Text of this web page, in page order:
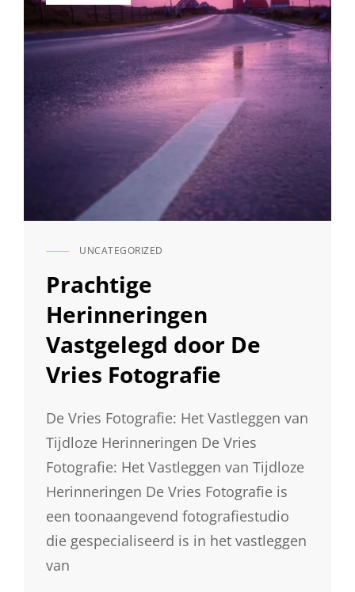
DUIVENFOTOGRAAF
CAT
UNCATEGORIZED
Prachtige
Herinneringen
Vastgelegd door De
Vries Fotografie
De Vries Fotografie: Het Vastleggen van
Tijdloze Herinneringen De Vries
Fotografie: Het Vastleggen van Tijdloze
Herinneringen De Vries Fotografie is
een toonaangevend fotografiestudio
die gespecialiseerd is in het vastleggen
van